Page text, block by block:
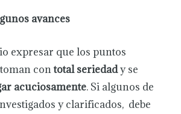
avances
expresar que los puntos
contotal seriedady se
acuciosamente. Si algunos de
y clarificados, debe